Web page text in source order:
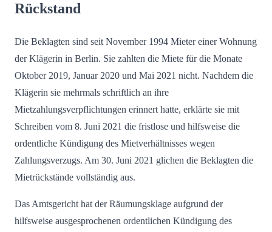
Rückstand
Die Beklagten sind seit November 1994 Mieter einer Wohnung
der Klägerin in Berlin. Sie zahlten die Miete für die Monate
Oktober 2019, Januar 2020 und Mai 2021 nicht. Nachdem die
Klägerin sie mehrmals schriftlich an ihre
Mietzahlungsverpflichtungen erinnert hatte, erklärte sie mit
Schreiben vom 8. Juni 2021 die fristlose und hilfsweise die
ordentliche Kündigung des Mietverhältnisses wegen
Zahlungsverzugs. Am 30. Juni 2021 glichen die Beklagten die
Mietrückstände vollständig aus.
Das Amtsgericht hat der Räumungsklage aufgrund der
hilfsweise ausgesprochenen ordentlichen Kündigung des